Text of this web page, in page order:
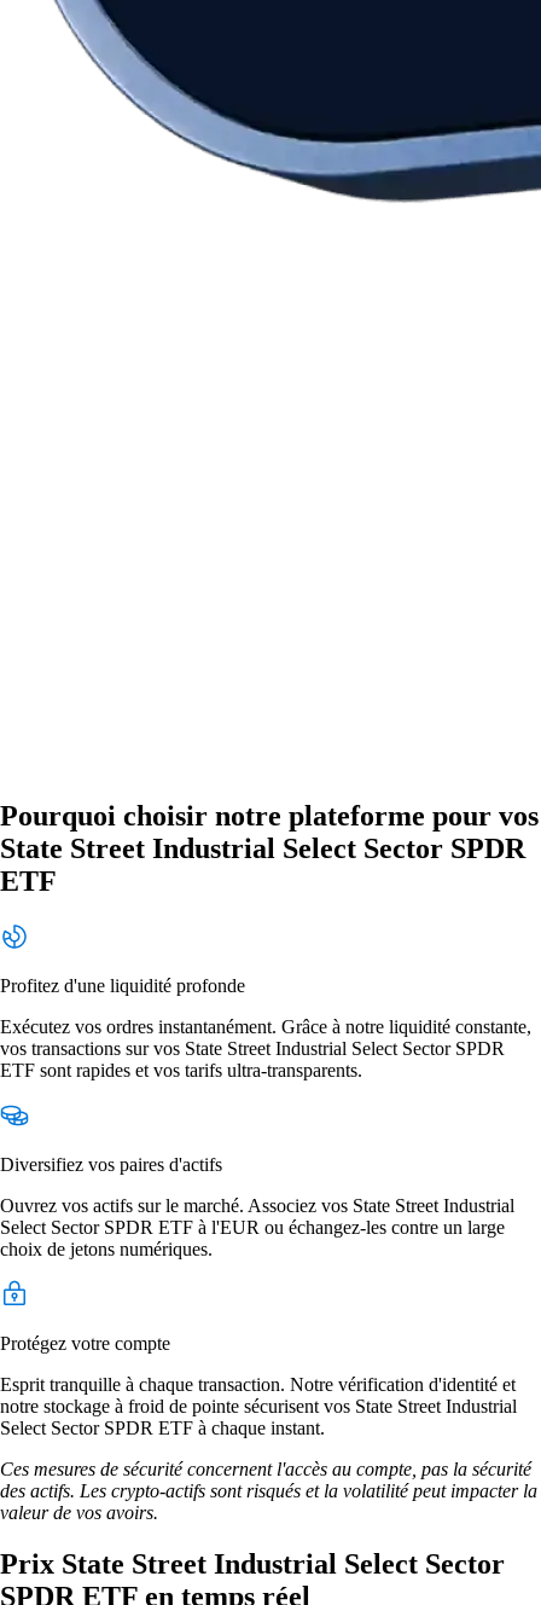
Pourquoi choisir notre plateforme pour vos
State Street Industrial Select Sector SPDR
ETF
Profitez d'une liquidité profonde
Exécutez vos ordres instantanément. Grâce à notre liquidité constante,
vos transactions sur vos State Street Industrial Select Sector SPDR
ETF sont rapides et vos tarifs ultra-transparents.
Diversifiez vos paires d'actifs
Ouvrez vos actifs sur le marché. Associez vos State Street Industrial
Select Sector SPDR ETF à l'EUR ou échangez-les contre un large
choix de jetons numériques.
Protégez votre compte
Esprit tranquille à chaque transaction. Notre vérification d'identité et
notre stockage à froid de pointe sécurisent vos State Street Industrial
Select Sector SPDR ETF à chaque instant.
Ces mesures de sécurité concernent l'accès au compte, pas la sécurité
des actifs. Les crypto-actifs sont risqués et la volatilité peut impacter la
valeur de vos avoirs.
Prix State Street Industrial Select Sector
SPDR ETF en temps réel